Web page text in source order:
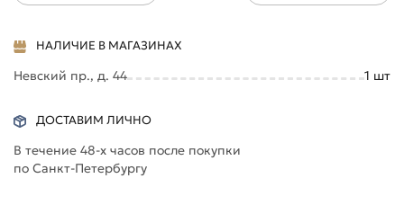
НАЛИЧИЕ В МАГАЗИНАХ
Невский пр., д. 44 1 шт
ДОСТАВИМ ЛИЧНО
В течение 48-х часов после покупки
по Санкт-Петербургу